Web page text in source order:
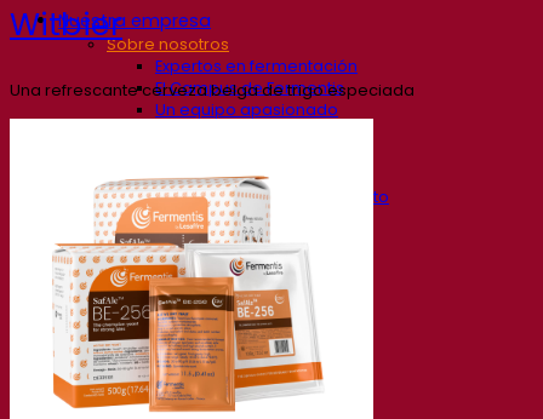
Nuestra empresa
Sobre nosotros
Expertos en fermentación
El Campus de Fermentis
Un equipo apasionado
Investigación y desarrollo
Caracterización del producto
Desarrollo de productos
Nuestras marcas
SafYeast™
All In 1
Academia Fermentis
Otros servicios
Toll manufacturing
Catas de bebidas
Soluciones de fermentación
Witbier
Una refrescante cerveza belga de trigo especiada